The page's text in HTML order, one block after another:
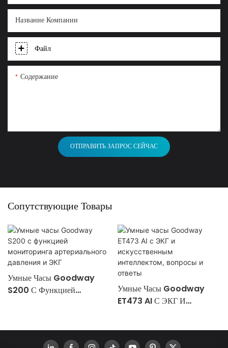
Название Компании
Файл
Содержание
ОТПРАВИТЬ ЗАПРОС СЕЙЧАС
Сопутствующие Товары
Умные Часы Goodway
S200 С Функцией
Умные Часы Goodway
ET473 AI С ЭКГ И
Ответы